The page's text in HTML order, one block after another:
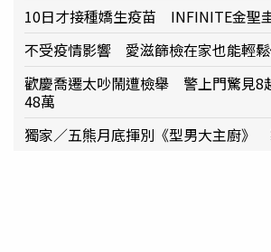
10日才接種嬌生疫苗 INFINITE金聖
不受疫情影響 愛滋篩檢在家也能輕
歡慶喬遷太吵鬧遭檢舉 警上門驚見8
48萬
獨家／五熊月底揮別《型男大主廚》